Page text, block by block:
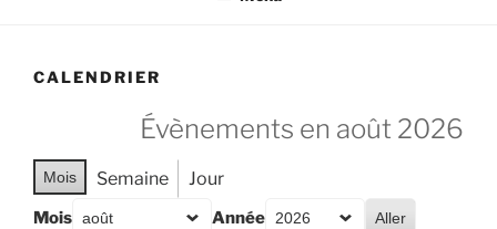
CALENDRIER
Évènements en août 2026
Mois Semaine Jour
Mois Année